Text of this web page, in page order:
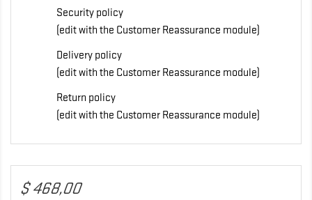
Security policy
(edit with the Customer Reassurance module)
Delivery policy
(edit with the Customer Reassurance module)
Return policy
(edit with the Customer Reassurance module)
$ 468,00